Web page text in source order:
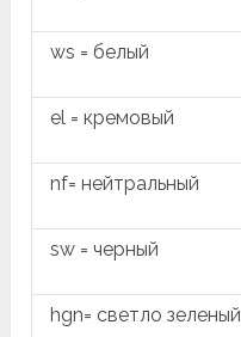
ws = белый
el = кремовый
nf= нейтральный
sw = черный
hgn= светло зеленый